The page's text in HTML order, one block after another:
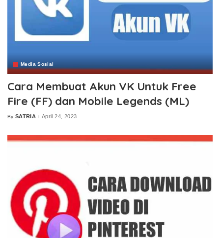
Media Sosial
Cara Membuat Akun VK Untuk Free
Fire (FF) dan Mobile Legends (ML)
Posted
By SATRIA April 24, 2023